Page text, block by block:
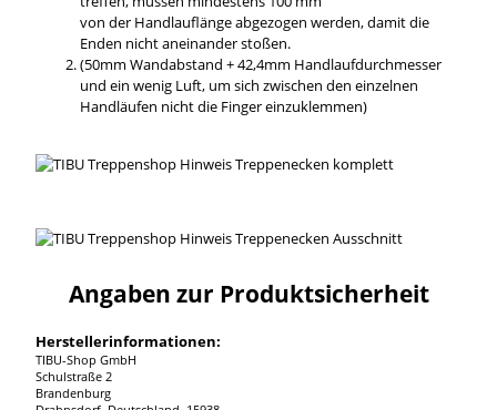
von der Handlauflänge abgezogen werden, damit die
Enden nicht aneinander stoßen.
(50mm Wandabstand + 42,4mm Handlaufdurchmesser
und ein wenig Luft, um sich zwischen den einzelnen
Handläufen nicht die Finger einzuklemmen)
Angaben zur Produktsicherheit
Herstellerinformationen:
TIBU-Shop GmbH
Schulstraße 2
Brandenburg